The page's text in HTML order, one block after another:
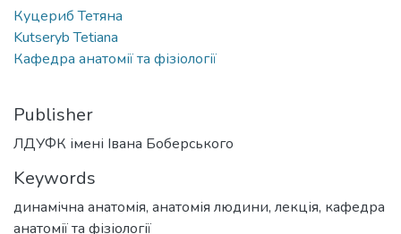
Куцериб Тетяна
Kutseryb Tetiana
Кафедра анатомії та фізіології
Publisher
ЛДУФК імені Івана Боберського
Keywords
динамічна анатомія, анатомія людини, лекція, кафедра
анатомії та фізіології